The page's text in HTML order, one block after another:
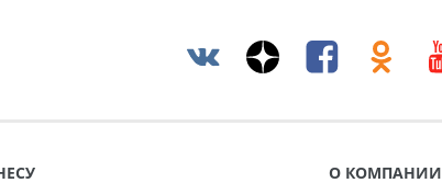
О КОМПАНИИ